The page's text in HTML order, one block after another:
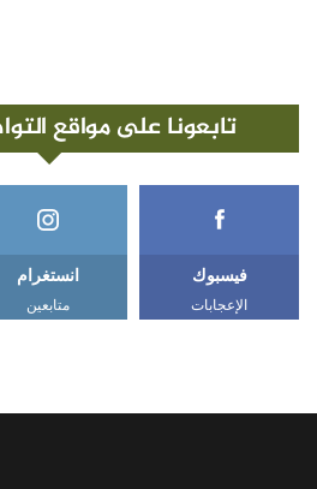
تابعونا على مواقع
فيسبوك
الإعجابات
انستغرام
متابعين